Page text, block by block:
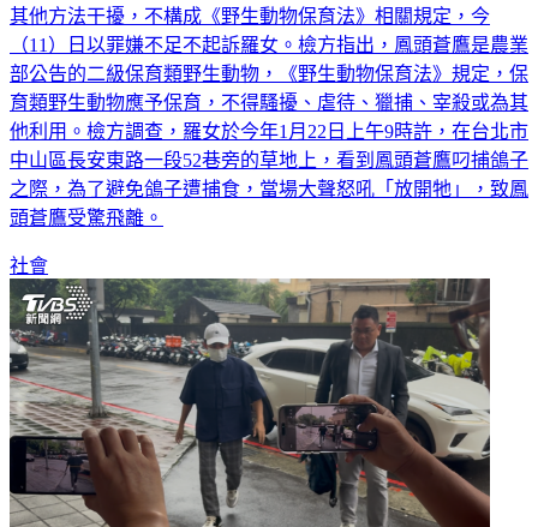
食。台北地檢署認為，羅女僅出聲嚇跑，並非以藥物、器物或
其他方法干擾，不構成《野生動物保育法》相關規定，今
（11）日以罪嫌不足不起訴羅女。檢方指出，鳳頭蒼鷹是農業
部公告的二級保育類野生動物，《野生動物保育法》規定，保
育類野生動物應予保育，不得騷擾、虐待、獵捕、宰殺或為其
他利用。檢方調查，羅女於今年1月22日上午9時許，在台北市
中山區長安東路一段52巷旁的草地上，看到鳳頭蒼鷹叼捕鴿子
之際，為了避免鴿子遭捕食，當場大聲怒吼「放開牠」，致鳳
社會